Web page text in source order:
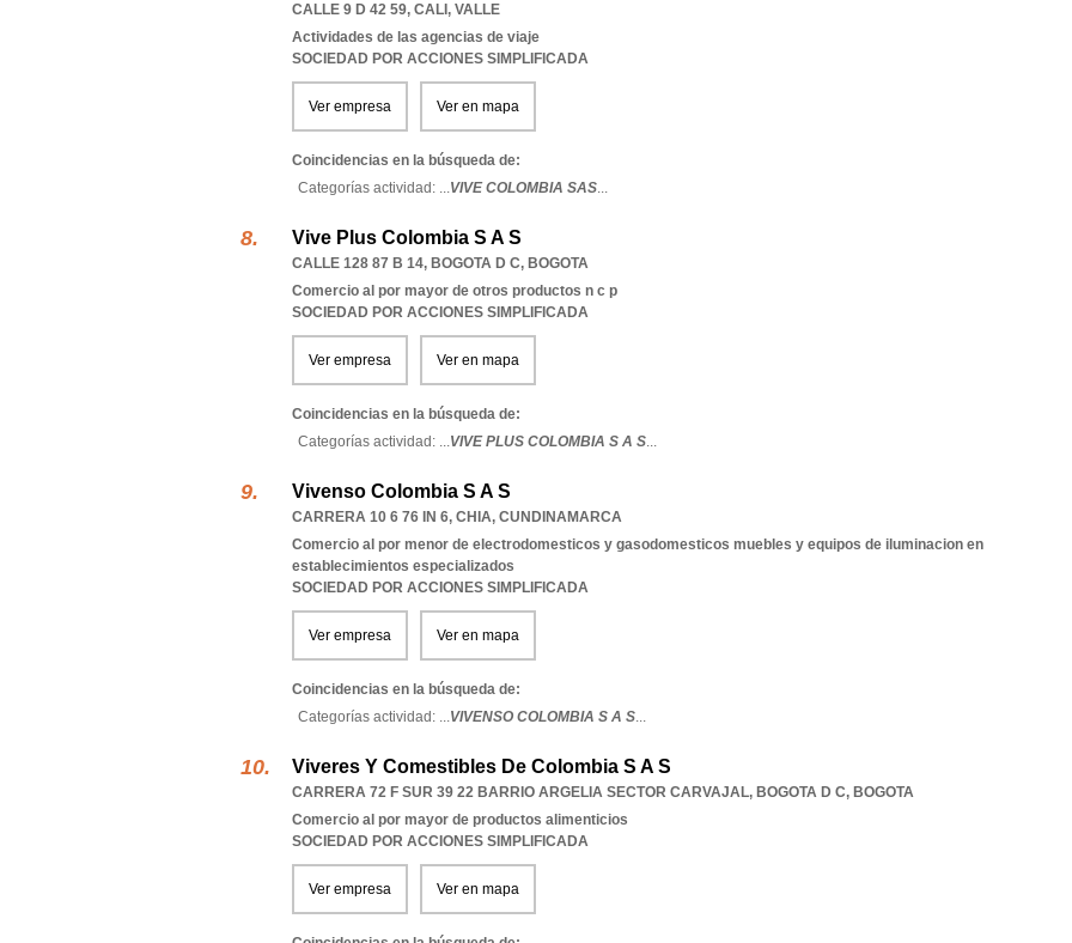
CALLE 9 D 42 59, CALI , VALLE
Actividades de las agencias de viaje
SOCIEDAD POR ACCIONES SIMPLIFICADA
Ver empresa Ver en mapa
Coincidencias en la búsqueda de:
Categorías actividad: ...VIVE COLOMBIA SAS...
Vive Plus Colombia S A S
CALLE 128 87 B 14, BOGOTA D C, BOGOTA
Comercio al por mayor de otros productos n c p
SOCIEDAD POR ACCIONES SIMPLIFICADA
Ver empresa Ver en mapa
Coincidencias en la búsqueda de:
Categorías actividad: ...VIVE PLUS COLOMBIA S A S...
Vivenso Colombia S A S
CARRERA 10 6 76 IN 6, CHIA, CUNDINAMARCA
Comercio al por menor de electrodomesticos y gasodomesticos muebles y equipos de iluminacion en
establecimientos especializados
SOCIEDAD POR ACCIONES SIMPLIFICADA
Ver empresa Ver en mapa
Coincidencias en la búsqueda de:
Categorías actividad: ...VIVENSO COLOMBIA S A S...
Viveres Y Comestibles De Colombia S A S
CARRERA 72 F SUR 39 22 BARRIO ARGELIA SECTOR CARVAJAL, BOGOTA D C, BOGOTA
Comercio al por mayor de productos alimenticios
SOCIEDAD POR ACCIONES SIMPLIFICADA
Ver empresa Ver en mapa